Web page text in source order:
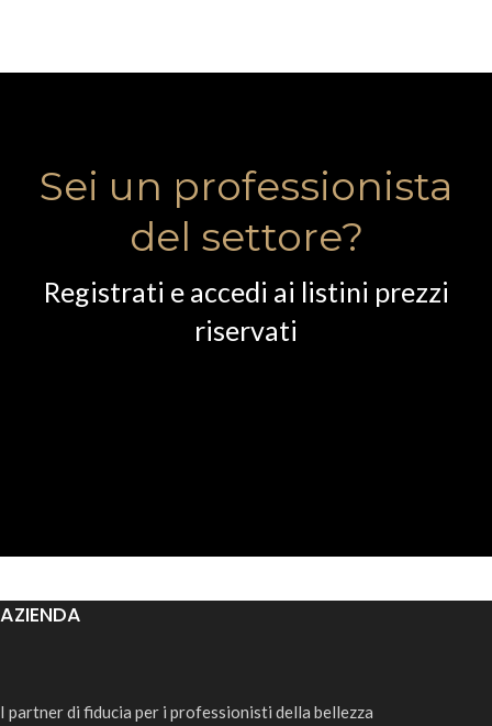
Sei un professionista
del settore?
Registrati e accedi ai listini prezzi
riservati
AZIENDA
I partner di fiducia per i professionisti della bellezza